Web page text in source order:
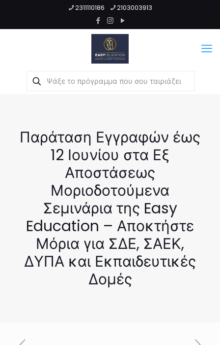
2311110186 2103003913
Παράταση Εγγραφών έως
12 Ιουνίου στα Εξ
Αποστάσεως
Μοριοδοτούμενα
Σεμινάρια της Easy
Education – Αποκτήστε
Μόρια για ΣΔΕ, ΣΑΕΚ,
ΔΥΠΑ και Εκπαιδευτικές
Δομές